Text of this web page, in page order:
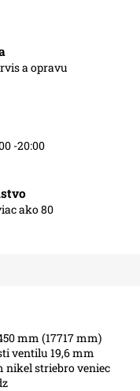
a opravu
-20:00
ako 80
mm (17717 mm)
ventilu 19,6 mm
nikel striebro veniec